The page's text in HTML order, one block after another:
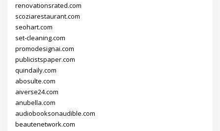
renovationsrated.com
scoziarestaurant.com
seohart.com
set-cleaning.com
promodesignai.com
publicistspaper.com
quindaily.com
abosulte.com
aiverse24.com
anubella.com
audiobooksonaudible.com
beautenetwork.com